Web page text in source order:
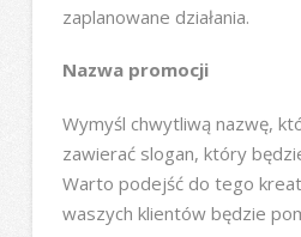
zaplanowane działania.
Nazwa promocji
Wymyśl chwytliwą nazwę,
zawierać slogan, który
Warto podejść do tego
waszych klientów będzie